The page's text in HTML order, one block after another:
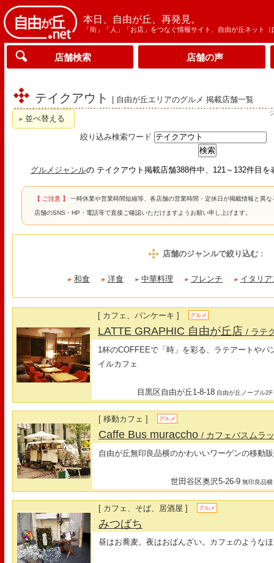
本日、自由が丘、再発見。
「街」「人」「お店」をつなぐ情報サイト、自由が丘ネット（
店舗検索 店舗の声
テイクアウト | 自由が丘エリアのグルメ 掲載店舗一覧
並べ替える
絞り込み検索ワード
グルメジャンルの テイクアウト掲載店舗388件中、121～132件目
【 ご注意 】 一時休業や営業時間短縮等、各店舗の営業時間・定休日が掲載情報と異
店舗のSNS・HP・電話等で直接ご確認いただけますようお願い申し上げます。
店舗のジャンルで絞り込む ：
和食 洋食 中華料理 フレンチ イタリア
[ カフェ、パンケーキ ] グルメ
LATTE GRAPHIC 自由が丘店/ ラテ
1杯のCOFFEEで「時」を彩る、ラテアートや
イルカフェ
目黒区自由が丘1-8-18 自由が丘ノーブル2F
[ 移動カフェ ] グルメ
Caffe Bus muraccho/ カフェバスムラ
自由が丘無印良品横のかわいいワーゲンの移動
世田谷区奥沢5-26-9 無印良品横
[ カフェ、そば、居酒屋 ] グルメ
みつばち
昼はお蕎麦。夜はおばんざい。カフェのような